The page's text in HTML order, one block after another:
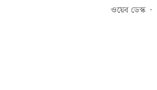
ওয়েব ডেস্ক